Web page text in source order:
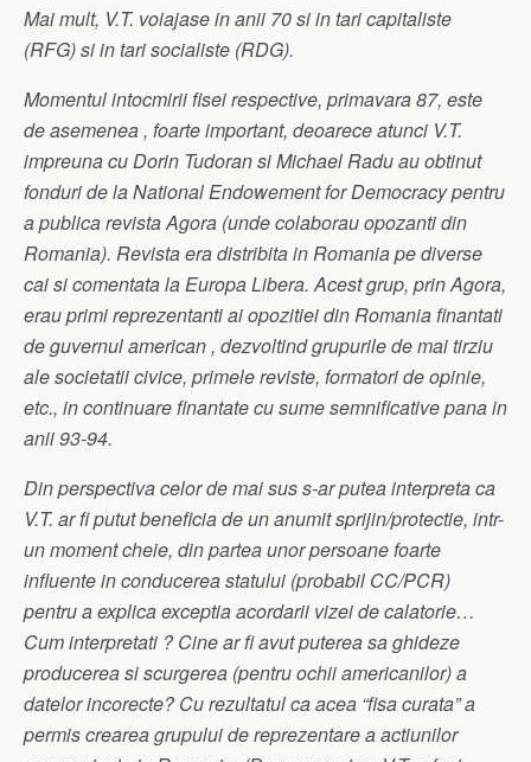
Mai mult, V.T. voiajase in anii 70 si in tari capitaliste
(RFG) si in tari socialiste (RDG).
Momentul intocmirii fisei respective, primavara 87, este
de asemenea , foarte important, deoarece atunci V.T.
impreuna cu Dorin Tudoran si Michael Radu au obtinut
fonduri de la National Endowement for Democracy pentru
a publica revista Agora (unde colaborau opozanti din
Romania). Revista era distribita in Romania pe diverse
cai si comentata la Europa Libera. Acest grup, prin Agora,
erau primi reprezentanti ai opozitiei din Romania finantati
de guvernul american , dezvoltind grupurile de mai tirziu
ale societatii civice, primele reviste, formatori de opinie,
etc., in continuare finantate cu sume semnificative pana in
anii 93-94.
Din perspectiva celor de mai sus s-ar putea interpreta ca
V.T. ar fi putut beneficia de un anumit sprijin/protectie, intr-
un moment cheie, din partea unor persoane foarte
influente in conducerea statului (probabil CC/PCR)
pentru a explica exceptia acordarii vizei de calatorie…
Cum interpretati ? Cine ar fi avut puterea sa ghideze
producerea si scurgerea (pentru ochii americanilor) a
datelor incorecte? Cu rezultatul ca acea “fisa curata” a
permis crearea grupului de reprezentare a actiunilor